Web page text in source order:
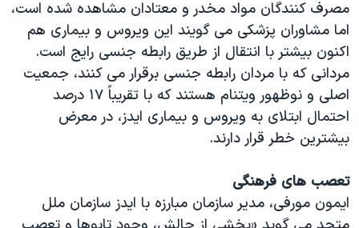
مصرف کنندگان مواد مخدر و معتادان مشاهده شده است،
اما مشاوران پزشکی می گویند این ویروس و بیماری هم
اکنون بیشتر با انتقال از طریق رابطه جنسی رایج است.
مردانی که با مردان رابطه جنسی برقرار می کنند، جمعیت
اصلی و نوظهور ویتنام هستند که با تقریباً ۱۷ درصد
احتمال ابتلای به ویروس و بیماری ایدز، در معرض
بیشترین خطر قرار دارند.
تعصب های فرهنگی
ایمون مورفی، مدیر سازمان مبارزه با ایدز سازمان ملل